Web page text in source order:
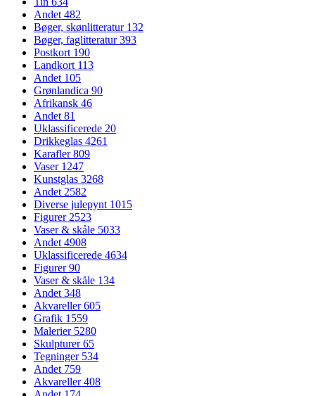
Andet482
Bøger, skønlitteratur 132
Bøger, faglitteratur393
Postkort 190
Landkort 113
Andet 105
Grønlandica 90
Afrikansk 46
Andet81
Uklassificerede 20
Drikkeglas 4261
Karafler809
Vaser 1247
Kunstglas 3268
Andet2582
Diverse julepynt 1015
Figurer2523
Vaser & skåle 5033
Andet4908
Uklassificerede 4634
Figurer90
Vaser & skåle 134
Andet348
Akvareller605
Grafik 1559
Malerier 5280
Skulpturer65
Tegninger 534
Andet 759
Akvareller408